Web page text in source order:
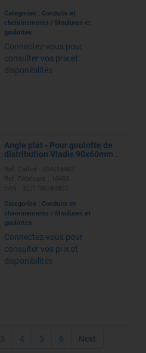
Categories : Conduits et
cheminements / Moulures et
goulottes
Connectez-vous pour
consulter vos prix et
disponibilités
Angle plat - Pour goulotte de
distribution Viadis 90x60mm -
Categories : Conduits et
cheminements / Moulures et
goulottes
Connectez-vous pour
consulter vos prix et
disponibilités
3 4 5 6 Next